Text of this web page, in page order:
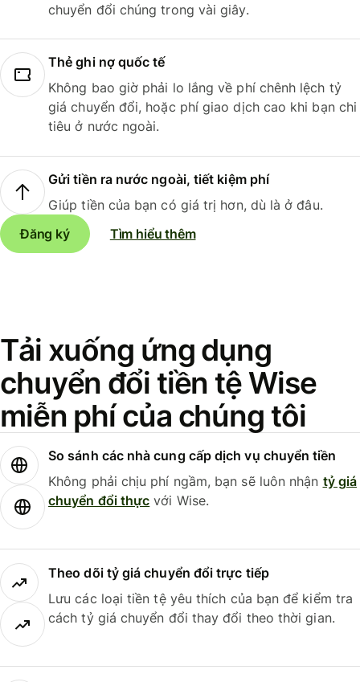
chuyển đổi chúng trong vài giây.
Thẻ ghi nợ quốc tế
Không bao giờ phải lo lắng về phí chênh lệch tỷ
giá chuyển đổi, hoặc phí giao dịch cao khi bạn chi
tiêu ở nước ngoài.
Gửi tiền ra nước ngoài, tiết kiệm phí
Giúp tiền của bạn có giá trị hơn, dù là ở đâu.
Đăng ký
Tìm hiểu thêm
Tải xuống ứng dụng
chuyển đổi tiền tệ Wise
miễn phí của chúng tôi
So sánh các nhà cung cấp dịch vụ chuyển tiền
Không phải chịu phí ngầm, bạn sẽ luôn nhận tỷ giá
chuyển đổi thực với Wise.
Theo dõi tỷ giá chuyển đổi trực tiếp
Lưu các loại tiền tệ yêu thích của bạn để kiểm tra
cách tỷ giá chuyển đổi thay đổi theo thời gian.